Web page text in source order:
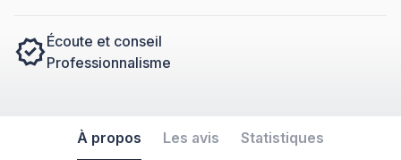
Écoute et conseil
Professionnalisme
À propos Les avis Statistiques